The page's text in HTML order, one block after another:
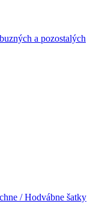
a pozostalých
/ Hodvábne šatky